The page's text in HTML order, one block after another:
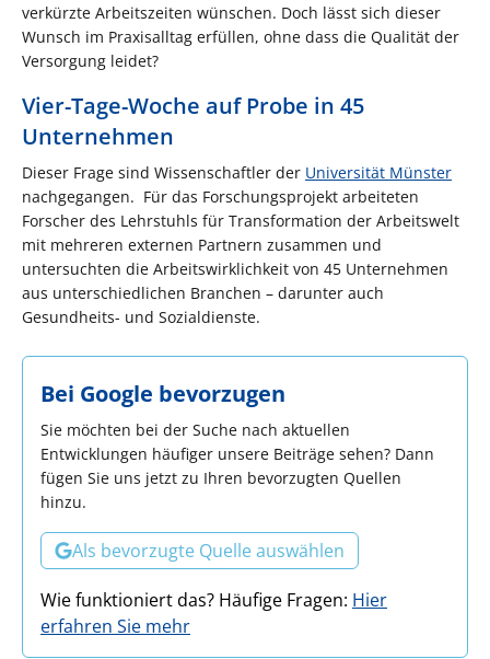
verkürzte Arbeitszeiten wünschen. Doch lässt sich dieser
Wunsch im Praxisalltag erfüllen, ohne dass die Qualität der
Versorgung leidet?
Vier-Tage-Woche auf Probe in 45
Unternehmen
Dieser Frage sind Wissenschaftler der Universität Münster
nachgegangen. Für das Forschungsprojekt arbeiteten
Forscher des Lehrstuhls für Transformation der Arbeitswelt
mit mehreren externen Partnern zusammen und
untersuchten die Arbeitswirklichkeit von 45 Unternehmen
aus unterschiedlichen Branchen – darunter auch
Gesundheits- und Sozialdienste.
Bei Google bevorzugen
Sie möchten bei der Suche nach aktuellen
Entwicklungen häufiger unsere Beiträge sehen? Dann
fügen Sie uns jetzt zu Ihren bevorzugten Quellen
hinzu.
Als bevorzugte Quelle auswählen
Wie funktioniert das? Häufige Fragen: Hier
erfahren Sie mehr